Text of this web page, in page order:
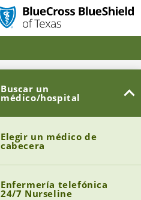
Buscar un
médico/hospital
Elegir un médico de
cabecera
Enfermería telefónica
24/7 Nurseline